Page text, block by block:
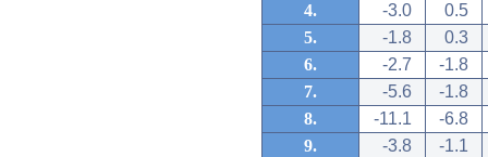
4.
-3.0
0.5
5.
-1.8
0.3
6.
-2.7
-1.8
7.
-5.6
-1.8
8.
-11.1
-6.8
9.
-3.8
-1.1